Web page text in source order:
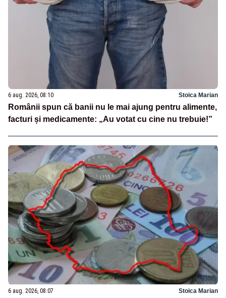
6 aug. 2026, 08:10 Stoica Marian
Românii spun că banii nu le mai ajung pentru alimente,
facturi și medicamente: „Au votat cu cine nu trebuie!”
6 aug. 2026, 08:07 Stoica Marian